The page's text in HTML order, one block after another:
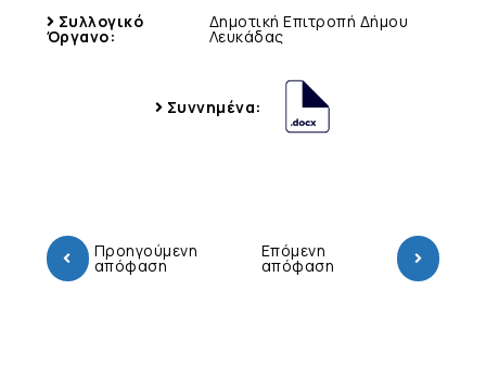
Συλλογικό
Όργανο:
Δημοτική Επιτροπή Δήμου
Λευκάδας
Συννημένα:
Προηγούμενη
απόφαση
Επόμενη
απόφαση